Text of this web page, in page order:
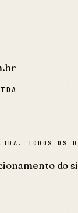
TODOS OS
do